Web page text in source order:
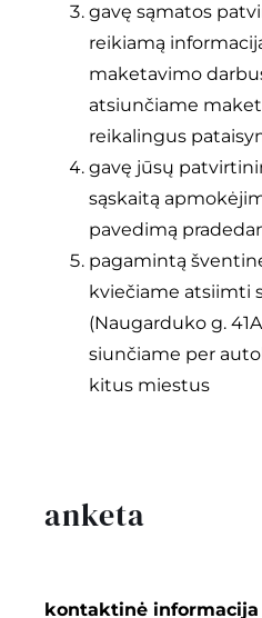
gavę sąmatos
reikiamą
maketavimo
atsiunčiame
reikalingus
gavę jūsų
sąskaitą
pavedimą
pagamintą
kviečiame atsiimti
(Naugarduko g.
siunčiame per
kitus miestus
anketa
kontaktinė informacija